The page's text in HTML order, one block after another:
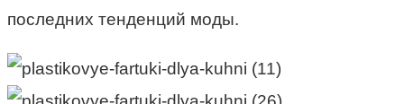
последних тенденций моды.